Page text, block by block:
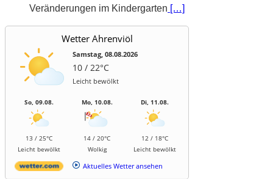
Veränderungen im Kindergarten […]
Wetter Ahrenviöl
Samstag, 08.08.2026
10 / 22°C
Leicht bewölkt
So, 09.08.
13 / 25°C
Leicht bewölkt
Mo, 10.08.
14 / 20°C
Wolkig
Di, 11.08.
12 / 18°C
Leicht bewölkt
Aktuelles Wetter ansehen